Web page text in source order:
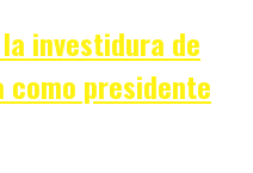
investidura de
como presidente